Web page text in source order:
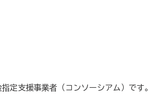
支援事業者（コンソーシアム）です。